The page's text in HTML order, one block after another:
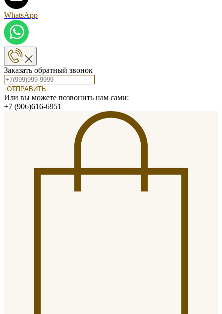
WhatsApp
Заказать обратный звонок
ОТПРАВИТЬ
Или вы можете позвонить нам сами:
+7 (906)616-6951